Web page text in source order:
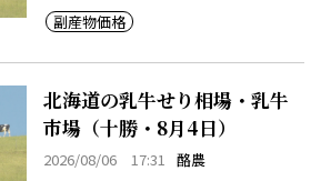
副産物価格
北海道の乳牛せり相場・乳牛
市場（十勝・8月4日）
2026/08/06 17:31
酪農